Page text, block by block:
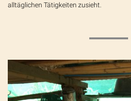
alltäglichen Tätigkeiten zusieht.